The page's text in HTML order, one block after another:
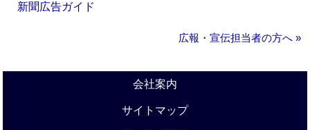
新聞広告ガイド
広報・宣伝担当者の方へ »
会社案内
サイトマップ